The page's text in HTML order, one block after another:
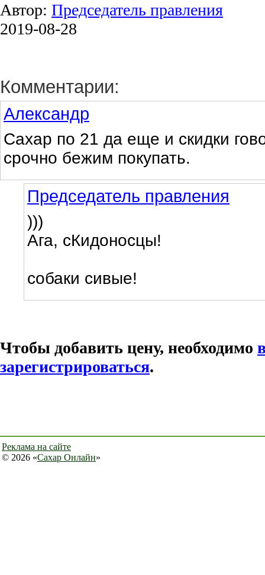
Автор: Председатель правления
2019-08-28
Комментарии:
Александр
Сахар по 21 да еще и скидки
срочно бежим покупать.
Председатель правления
)))
Ага, сКидоносцы!
собаки сивые!
Чтобы добавить цену, необходимо
зарегистрироваться.
Реклама на сайте
© 2026 «Сахар Онлайн»